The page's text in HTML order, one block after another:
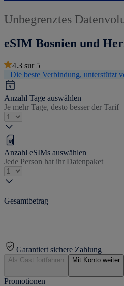
Unbegrenztes
eSIM Bosnien und
4.3 sur 5
Die beste Verbindung, unterstützt
Anzahl Tage auswählen
Je mehr Tage, desto besser der Tarif
Anzahl eSIMs auswählen
Jede Person hat ihr Datenpaket
Gesamtbetrag
Garantiert sichere Zahlung
Als Gast fortfahren Mit Konto weiter
Promotionen